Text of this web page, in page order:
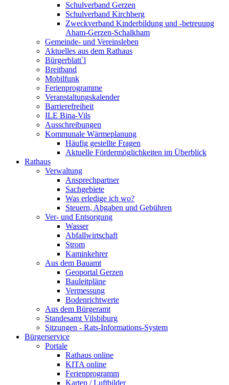
Schulverband Gerzen
Schulverband Kirchberg
Zweckverband Kinderbildung und -betreuung
Aham-Gerzen-Schalkham
Gemeinde- und Vereinsleben
Aktuelles aus dem Rathaus
Bürgerblatt`l
Breitband
Mobilfunk
Ferienprogramme
Veranstaltungskalender
Barrierefreiheit
ILE Bina-Vils
Ausschreibungen
Kommunale Wärmeplanung
Häufig gestellte Fragen
Aktuelle Fördermöglichkeiten im Überblick
Rathaus
Verwaltung
Ansprechpartner
Sachgebiete
Was erledige ich wo?
Steuern, Abgaben und Gebühren
Ver- und Entsorgung
Wasser
Abfallwirtschaft
Strom
Kaminkehrer
Aus dem Bauamt
Geoportal Gerzen
Bauleitpläne
Vermessung
Bodenrichtwerte
Aus dem Bürgeramt
Standesamt Vilsbiburg
Sitzungen - Rats-Informations-System
Bürgerservice
Portale
Rathaus online
KITA online
Ferienprogramm
Karten / Luftbilder